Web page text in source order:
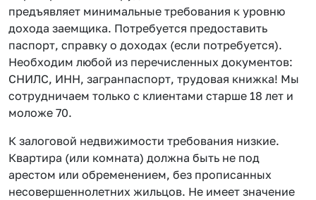
предъявляет минимальные требования к уровню
дохода заемщика. Потребуется предоставить
паспорт, справку о доходах (если потребуется).
Необходим любой из перечисленных документов:
СНИЛС, ИНН, загранпаспорт, трудовая книжка! Мы
сотрудничаем только с клиентами старше 18 лет и
моложе 70.
К залоговой недвижимости требования низкие.
Квартира (или комната) должна быть не под
арестом или обременением, без прописанных
несовершеннолетних жильцов. Не имеет значение